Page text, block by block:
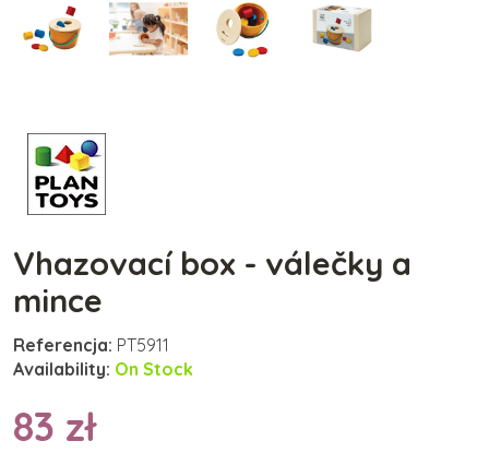
Vhazovací box - válečky a
mince
Referencja: PT5911
Availability: On Stock
83 zł